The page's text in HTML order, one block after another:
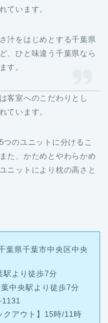
ています。
汁をはじめとする千葉県
、ひと味違う千葉県なら
す。
客室へのこだわりとし
ています。
のユニットに分けるこ
た、かためとやわらかめ
ニットにより枕の高さと
葉県千葉市中央区中央
より徒歩7分
中央駅より徒歩7分
1131
アウト